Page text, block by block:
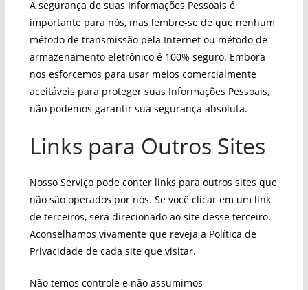
A segurança de suas Informações Pessoais é
importante para nós, mas lembre-se de que nenhum
método de transmissão pela Internet ou método de
armazenamento eletrônico é 100% seguro. Embora
nos esforcemos para usar meios comercialmente
aceitáveis ​​para proteger suas Informações Pessoais,
não podemos garantir sua segurança absoluta.
Links para Outros Sites
Nosso Serviço pode conter links para outros sites que
não são operados por nós. Se você clicar em um link
de terceiros, será direcionado ao site desse terceiro.
Aconselhamos vivamente que reveja a Política de
Privacidade de cada site que visitar.
Não temos controle e não assumimos